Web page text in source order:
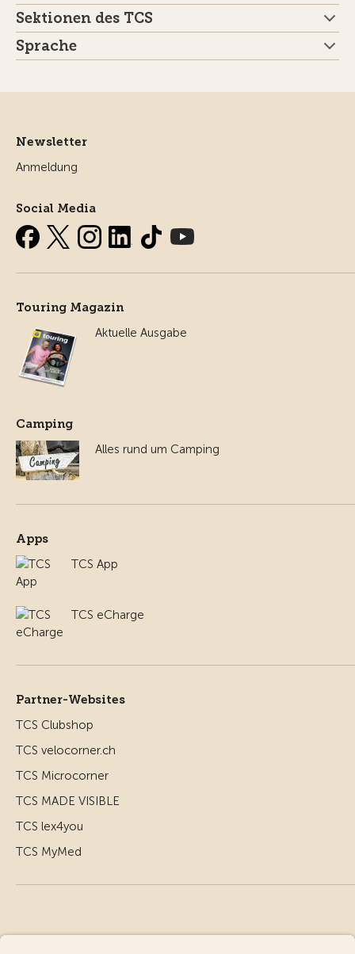
Sektionen des TCS
Sprache
Newsletter
Anmeldung
Social Media
Touring Magazin
Aktuelle Ausgabe
Camping
Alles rund um Camping
Apps
TCS App
TCS eCharge
Partner-Websites
TCS Clubshop
TCS velocorner.ch
TCS Microcorner
TCS MADE VISIBLE
TCS lex4you
TCS MyMed